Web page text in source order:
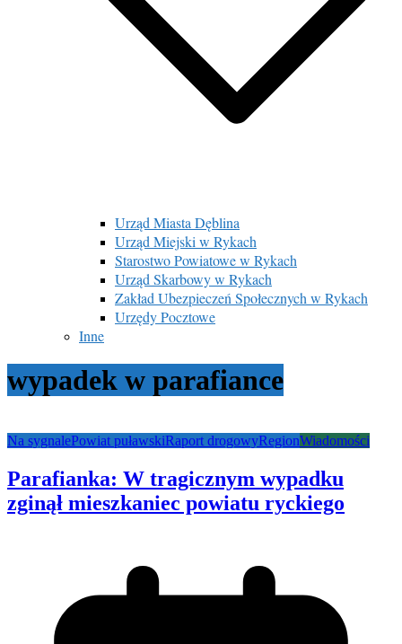
Urząd Miasta Dęblina
Urząd Miejski w Rykach
Starostwo Powiatowe w Rykach
Urząd Skarbowy w Rykach
Zakład Ubezpieczeń Społecznych w Rykach
Urzędy Pocztowe
Inne
wypadek w parafiance
Na sygnalePowiat puławskiRaport drogowyRegionWiadomości
Parafianka: W tragicznym wypadku
zginął mieszkaniec powiatu ryckiego